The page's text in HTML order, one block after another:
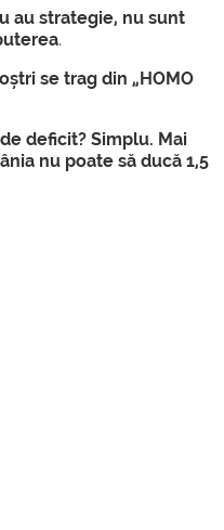
au strategie, nu sunt
.
se trag din „HOMO
deficit? Simplu. Mai
nu poate să ducă 1,5